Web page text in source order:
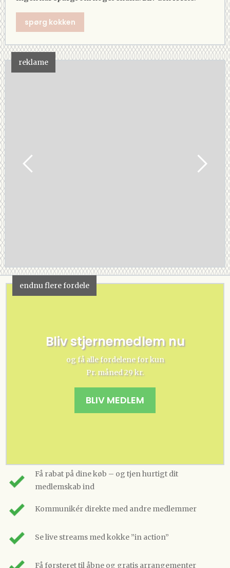
spørg kokken
reklame
endnu flere fordele
Bliv stjernemedlem nu
og få alle fordelene for kun
Pr. måned 29 kr.
BLIV MEDLEM
Få rabat på dine køb – og tjen hurtigt dit
medlemskab ind
Kommunikér direkte med andre medlemmer
Se live streams med kokke ”in action”
Få førsteret til åbne og gratis arrangementer